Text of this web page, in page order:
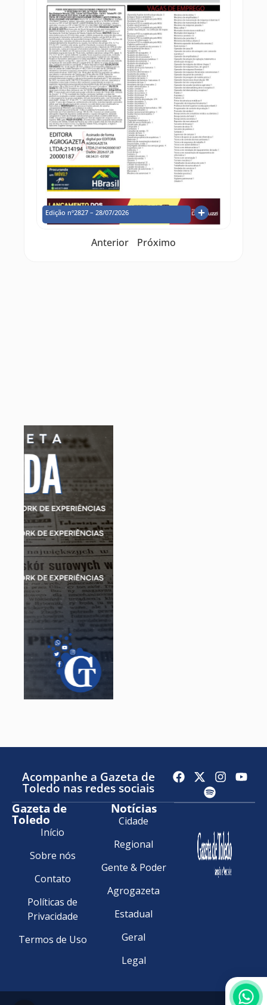
Edição nº2827 – 28/07/2026
Anterior Próximo
Acompanhe a Gazeta de
Toledo nas redes sociais
Gazeta de
Toledo
Início
Sobre nós
Contato
Políticas de
Privacidade
Termos de Uso
Notícias
Cidade
Regional
Gente & Poder
Agrogazeta
Estadual
Geral
Legal